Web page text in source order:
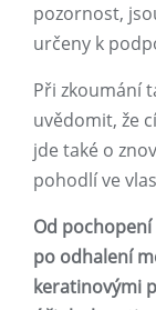
pozornost,
určeny k
Při zkoumání
uvědomit, že
jde také o
pohodlí ve
Od
po odhalení
keratinovými